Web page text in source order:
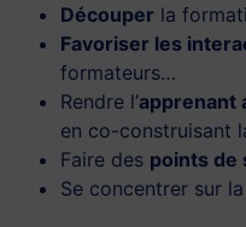
Découper la
Favoriser les
formateurs…
Rendre l’apprenant
en co-construisant
Faire des points de
Se concentrer sur la